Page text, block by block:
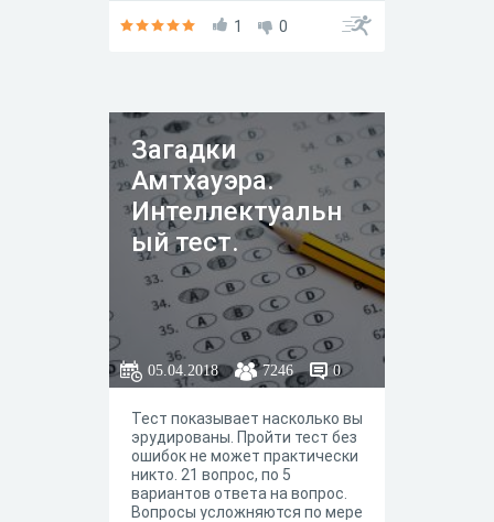
1 0
Загадки
Амтхауэра.
Интеллектуальн
ый тест.
05.04.2018 7246 0
Тест показывает насколько вы
эрудированы. Пройти тест без
ошибок не может практически
никто. 21 вопрос, по 5
вариантов ответа на вопрос.
Вопросы усложняются по мере